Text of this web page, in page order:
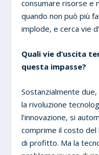
consumare risorse e
quando non può più
implode, e cerca vie
Quali vie d’uscita
questa impasse?
Sostanzialmente
la rivoluzione
l’innovazione, si
comprime il costo
di profitto. Ma la